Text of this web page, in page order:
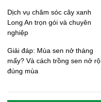
Dịch vụ chăm sóc cây xanh
Long An trọn gói và chuyên
nghiệp
Giải đáp: Mùa sen nở tháng
mấy? Và cách trồng sen nở rộ
đúng mùa